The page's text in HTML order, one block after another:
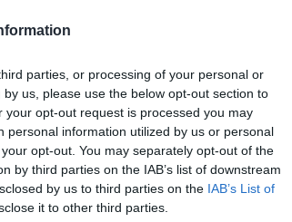
parties, or processing of your personal or
us, please use the below opt-out section to
opt-out request is processed you may
information utilized by us or personal
opt-out. You may separately opt-out of the
by third parties on the IAB’s list of downstream
by us to third parties on the IAB’s List of
it to other third parties.